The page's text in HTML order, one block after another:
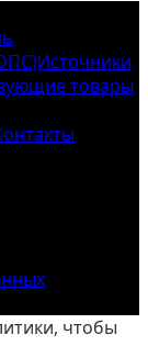
Источники
товары
чтобы